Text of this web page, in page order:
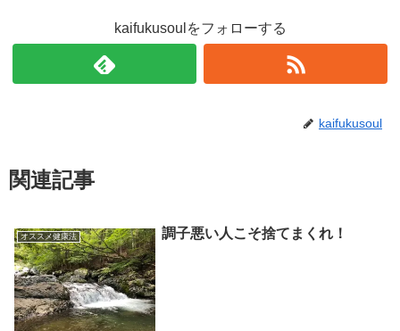
kaifukusoulをフォローする
kaifukusoul
関連記事
オススメ健康法 調子悪い人こそ捨てまくれ！